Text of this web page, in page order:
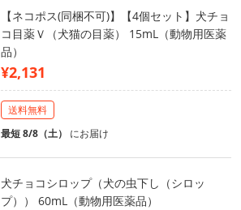
【ネコポス(同梱不可)】【4個セット】犬チョ
コ目薬Ｖ（犬猫の目薬） 15mL（動物用医薬
品）
¥2,131
送料無料
最短 8/8（土） にお届け
犬チョコシロップ（犬の虫下し（シロッ
プ）） 60mL（動物用医薬品）